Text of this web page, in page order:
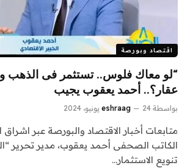
اقتصاد وبورصة
“لو معاك فلوس.. تستثمر فى الذهب
عقار؟.. أحمد يعقوب يجيب
بواسطة eshraag 24 يونيو، 2024
متابعات أخبار الاقتصاد والبورصة عبر اشراق
الكاتب الصحفى أحمد يعقوب، مدير تحرير
تنويع الاستثمار…